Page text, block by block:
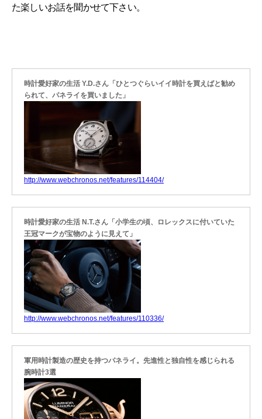
た楽しいお話を聞かせて下さい。
時計愛好家の生活 Y.D.さん「ひとつぐらいイイ時計を買えばと勧め
られて、パネライを買いました」
http://www.webchronos.net/features/114404/
時計愛好家の生活 N.T.さん「小学生の頃、ロレックスに付いていた
王冠マークが宝物のように見えて」
http://www.webchronos.net/features/110336/
軍用時計製造の歴史を持つパネライ。先進性と独自性を感じられる
腕時計3選